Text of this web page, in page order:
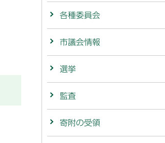
各種委員会
市議会情報
選挙
監査
寄附の受領